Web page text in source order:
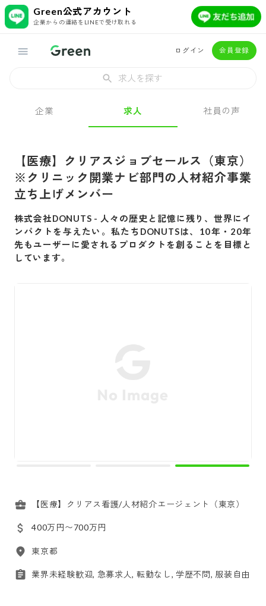
Green公式アカウント
企業からの連絡をLINEで受け取れる
ログイン 会員登録
求人を探す
企業 求人 社員の声
【医療】クリアスジョブセールス（東京）
※クリニック開業ナビ部門の人材紹介事業
立ち上げメンバー
株式会社DONUTS - 人々の歴史と記憶に残り、世界にイ
ンパクトを与えたい。私たちDONUTSは、10年・20年
先もユーザーに愛されるプロダクトを創ることを目標と
しています。
【医療】クリアス看護/人材紹介エージェント（東京）
400万円〜700万円
東京都
業界未経験歓迎, 急募求人, 転勤なし, 学歴不問, 服装自由